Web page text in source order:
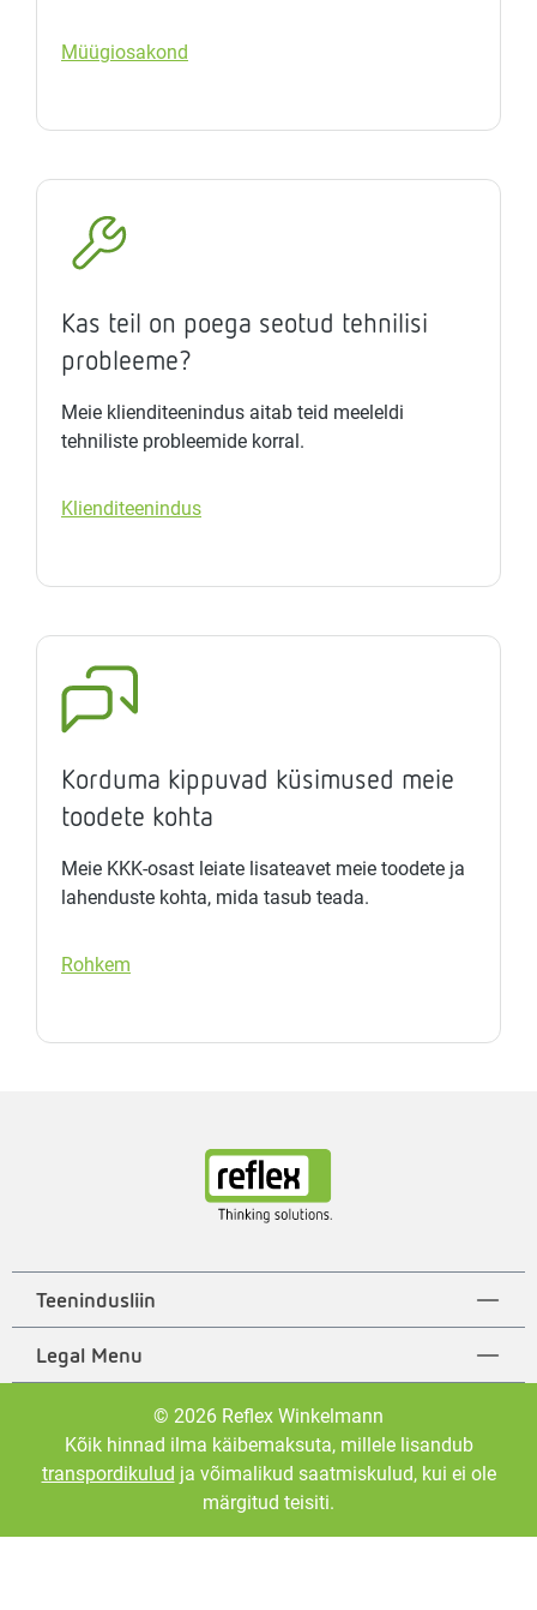
Müügiosakond
Kas teil on poega seotud tehnilisi
probleeme?
Meie klienditeenindus aitab teid meeleldi
tehniliste probleemide korral.
Klienditeenindus
Korduma kippuvad küsimused meie
toodete kohta
Meie KKK-osast leiate lisateavet meie toodete ja
lahenduste kohta, mida tasub teada.
Rohkem
Teenindusliin
Legal Menu
© 2026 Reflex Winkelmann
Kõik hinnad ilma käibemaksuta, millele lisandub
transpordikulud ja võimalikud saatmiskulud, kui ei ole
märgitud teisiti.